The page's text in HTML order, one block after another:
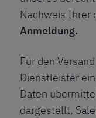
Nachweis Ihrer
Anmeldung.
Für den
Dienstleister
Daten
dargestellt,